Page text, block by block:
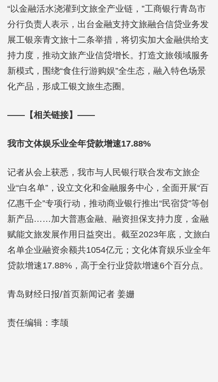
“以金融活水浇灌到文旅全产业链，”工商银行青岛市
分行负责人表示，出台金融支持文旅融合信贷业务发
展工银亲青文旅十二条举措，将切实加大金融供给支
持力度，推动文旅产业信贷增长。打造文旅领域服务
新模式，围绕“食住行游购娱”全生态，融入特色场景
化产品，形成工银文旅生态圈。
——【相关链接】——
我市文体娱乐业全年贷款增速17.88%
记者从会上获悉，我市与人民银行联合发布文旅企
业“白名单”，设立文化和金融服务中心，全面开展“百
亿惠千企”专项行动，推动商业银行推出“民宿贷”等创
新产品……加大普惠金融、融资担保支持力度，金融
赋能文旅发展作用日益突出。截至2023年底，文旅白
名单企业融资余额共1054亿元；文化体育娱乐业全年
贷款增速17.88%，高于全行业贷款增速6个百分点。
青岛财经日报/首页新闻记者 姜姗
责任编辑：李颉